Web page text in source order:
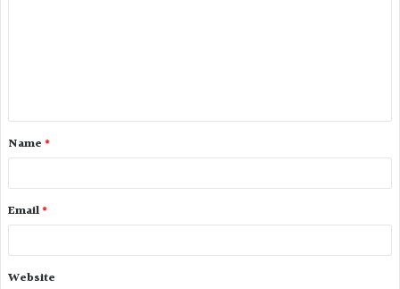
Name *
Email*
Website